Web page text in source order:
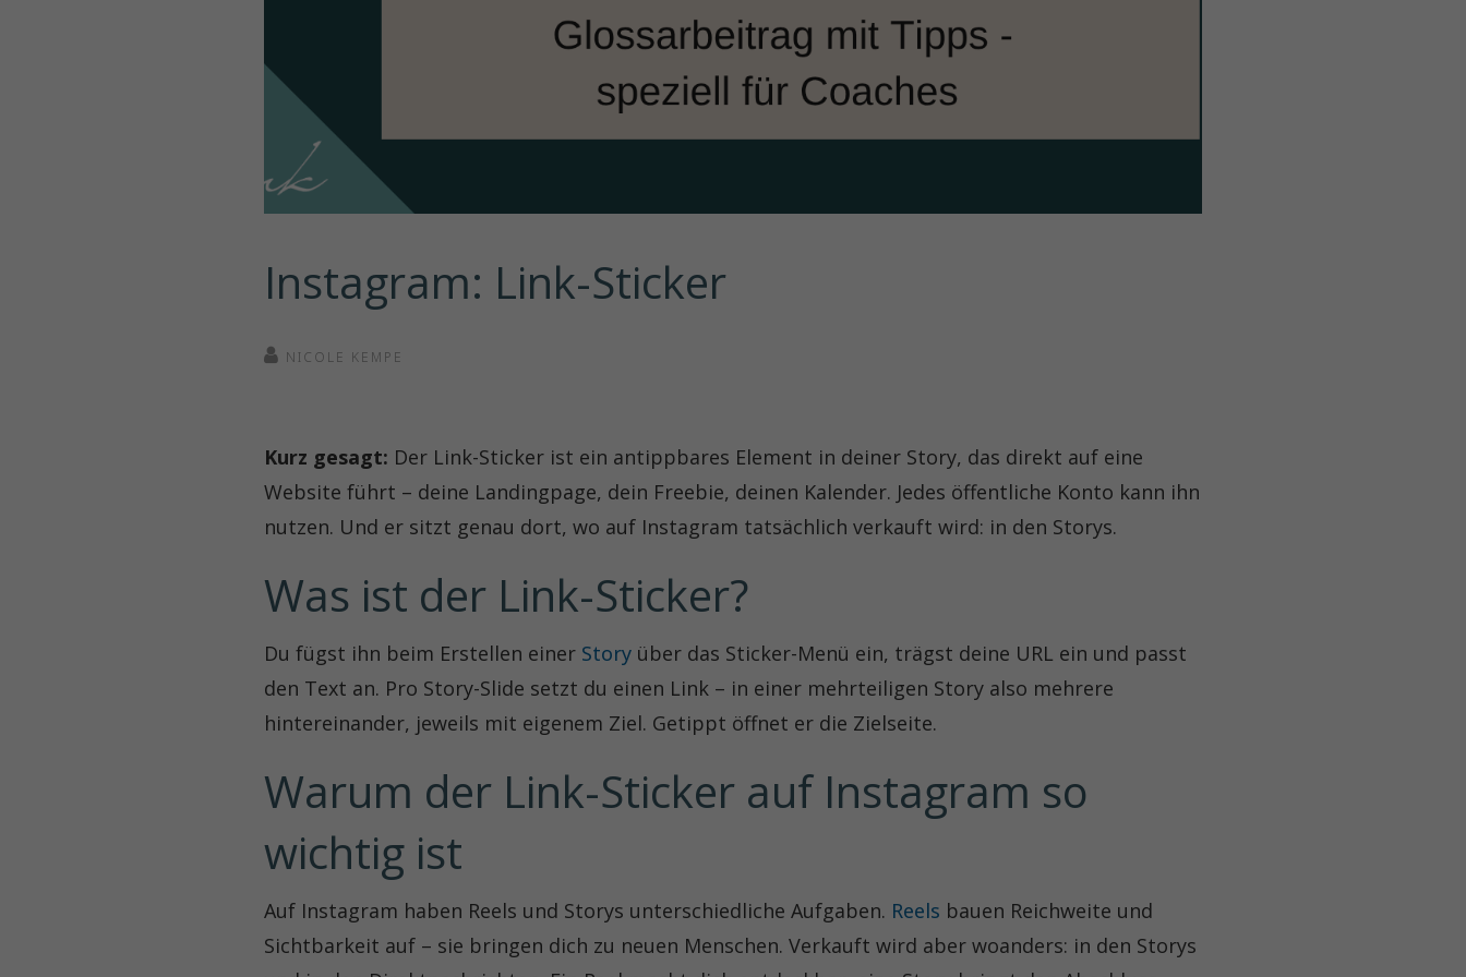
Instagram: Link-Sticker
NICOLE KEMPE
Kurz gesagt: Der Link-Sticker ist ein antippbares Element in deiner Story, das direkt auf eine
Website führt – deine Landingpage, dein Freebie, deinen Kalender. Jedes öffentliche Konto kann ihn
nutzen. Und er sitzt genau dort, wo auf Instagram tatsächlich verkauft wird: in den Storys.
Was ist der Link-Sticker?
Du fügst ihn beim Erstellen einer Story über das Sticker-Menü ein, trägst deine URL ein und passt
den Text an. Pro Story-Slide setzt du einen Link – in einer mehrteiligen Story also mehrere
hintereinander, jeweils mit eigenem Ziel. Getippt öffnet er die Zielseite.
Warum der Link-Sticker auf Instagram so
wichtig ist
Auf Instagram haben Reels und Storys unterschiedliche Aufgaben. Reels bauen Reichweite und
Sichtbarkeit auf – sie bringen dich zu neuen Menschen. Verkauft wird aber woanders: in den Storys